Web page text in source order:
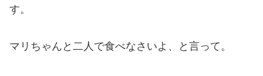
す。
マリちゃんと二人で食べなさいよ、と言って。